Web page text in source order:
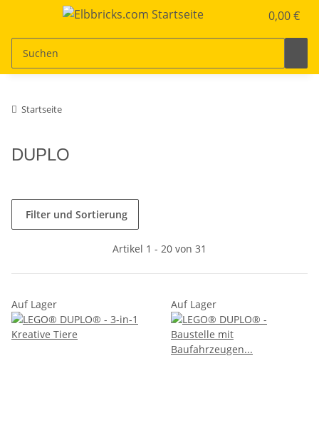
0,00 €
Startseite
DUPLO
Filter und Sortierung
Artikel 1 - 20 von 31
Auf Lager Auf Lager